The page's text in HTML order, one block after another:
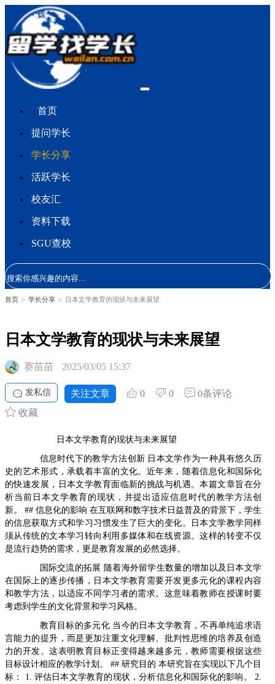
首页
提问学长
学长分享
活跃学长
校友汇
资料下载
SGU查校
首页 > 学长分享 > 日本文学教育的现状与未来展望
日本文学教育的现状与未来展望
赛苗苗 2025/03/05 15:37
发私信 关注文章 0 0
0条评论
收藏
日本文学教育的现状与未来展望
信息时代下的教学方法创新 日本文学作为一种具有悠久历
史的艺术形式，承载着丰富的文化。近年来，随着信息化和国际化
的快速发展，日本文学教育面临新的挑战与机遇。本篇文章旨在分
析当前日本文学教育的现状，并提出适应信息时代的教学方法创
新。 ## 信息化的影响 在互联网和数字技术日益普及的背景下，学生
的信息获取方式和学习习惯发生了巨大的变化。日本文学教学同样
须从传统的文本学习转向利用多媒体和在线资源。这样的转变不仅
是流行趋势的需求，更是教育发展的必然选择。
国际交流的拓展 随着海外留学生数量的增加以及日本文学
在国际上的逐步传播，日本文学教育需要开发更多元化的课程内容
和教学方法，以适应不同学习者的需求。这意味着教师在授课时要
考虑到学生的文化背景和学习风格。
教育目标的多元化 当今的日本文学教育，不再单纯追求语
言能力的提升，而是更加注重文化理解、批判性思维的培养及创造
力的开发。这表明教育目标正变得越来越多元，教师需要根据这些
目标设计相应的教学计划。 ## 研究目的 本研究旨在实现以下几个目
标： 1. 评估日本文学教育的现状，分析信息化和国际化的影响。 2.